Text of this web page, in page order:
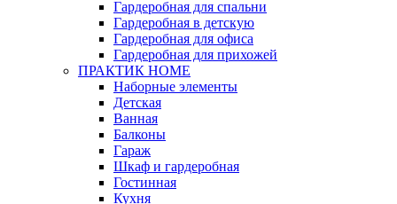
Гардеробная для спальни
Гардеробная в детскую
Гардеробная для офиса
Гардеробная для прихожей
ПРАКТИК HOME
Наборные элементы
Детская
Ванная
Балконы
Гараж
Шкаф и гардеробная
Гостинная
Кухня